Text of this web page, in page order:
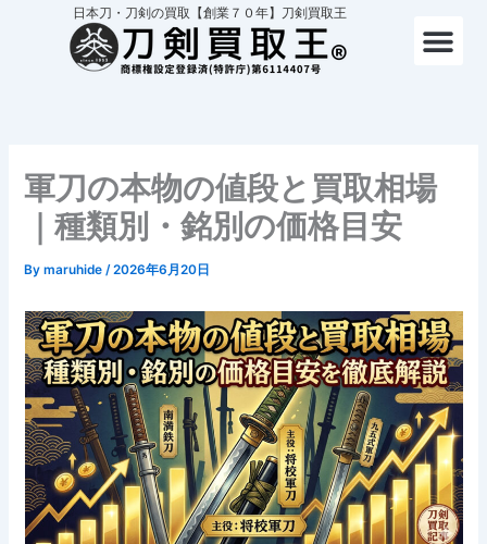
日本刀・刀剣の買取【創業７０年】刀剣買取王
軍刀の本物の値段と買取相場
｜種類別・銘別の価格目安
Bymaruhide/2026年6月20日